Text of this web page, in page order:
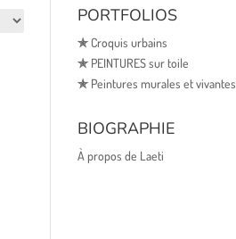
PORTFOLIOS
✯Croquis urbains
✯PEINTURES sur toile
✯Peintures murales et vivantes
BIOGRAPHIE
À propos de Laeti